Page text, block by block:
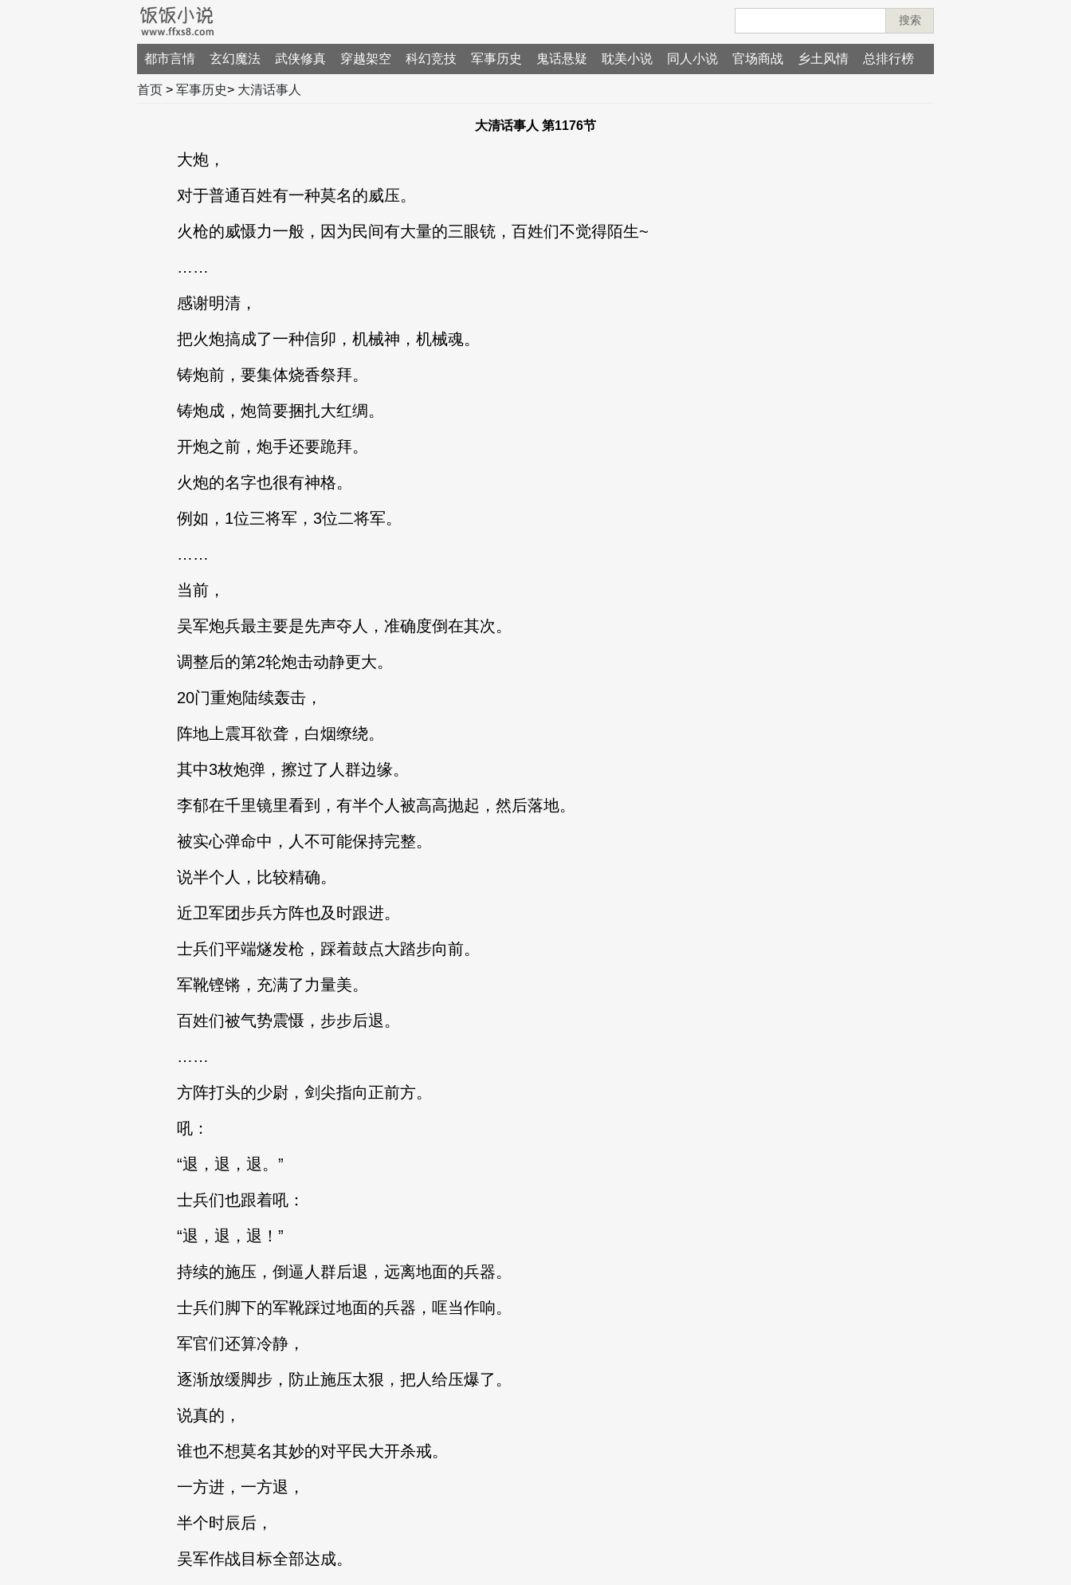
搜索
都市言情 玄幻魔法 武侠修真 穿越架空 科幻竞技 军事历史 鬼话悬疑 耽美小说 同人小说 官场商战 乡土风情 总排行榜
首页 > 军事历史> 大清话事人
大清话事人 第1176节
大炮，
对于普通百姓有一种莫名的威压。
火枪的威慑力一般，因为民间有大量的三眼铳，百姓们不觉得陌生~
……
感谢明清，
把火炮搞成了一种信卯，机械神，机械魂。
铸炮前，要集体烧香祭拜。
铸炮成，炮筒要捆扎大红绸。
开炮之前，炮手还要跪拜。
火炮的名字也很有神格。
例如，1位三将军，3位二将军。
……
当前，
吴军炮兵最主要是先声夺人，准确度倒在其次。
调整后的第2轮炮击动静更大。
20门重炮陆续轰击，
阵地上震耳欲聋，白烟缭绕。
其中3枚炮弹，擦过了人群边缘。
李郁在千里镜里看到，有半个人被高高抛起，然后落地。
被实心弹命中，人不可能保持完整。
说半个人，比较精确。
近卫军团步兵方阵也及时跟进。
士兵们平端燧发枪，踩着鼓点大踏步向前。
军靴铿锵，充满了力量美。
百姓们被气势震慑，步步后退。
……
方阵打头的少尉，剑尖指向正前方。
吼：
“退，退，退。”
士兵们也跟着吼：
“退，退，退！”
持续的施压，倒逼人群后退，远离地面的兵器。
士兵们脚下的军靴踩过地面的兵器，哐当作响。
军官们还算冷静，
逐渐放缓脚步，防止施压太狠，把人给压爆了。
说真的，
谁也不想莫名其妙的对平民大开杀戒。
一方进，一方退，
半个时辰后，
吴军作战目标全部达成。